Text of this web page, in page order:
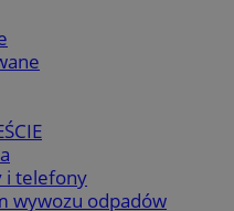
i telefony
wywozu odpadów